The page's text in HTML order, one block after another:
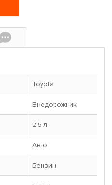
Toyota
Внедорожник
2.5 л
Авто
Бензин